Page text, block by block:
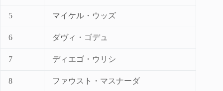
5 マイケル・ウッズ
6 ダヴィ・ゴデュ
7 ディエゴ・ウリシ
8 ファウスト・マスナーダ